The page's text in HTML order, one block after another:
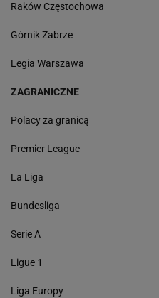
Raków Częstochowa
Górnik Zabrze
Legia Warszawa
ZAGRANICZNE
Polacy za granicą
Premier League
La Liga
Bundesliga
Serie A
Ligue 1
Liga Europy